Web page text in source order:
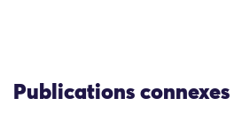
Publications connexes